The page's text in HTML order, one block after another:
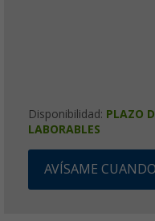
Disponibilidad: PLAZO
LABORABLES
AVÍSAME